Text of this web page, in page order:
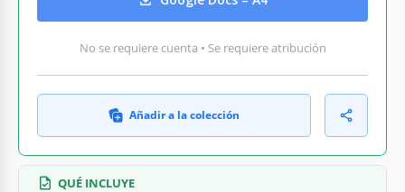
No se requiere cuenta • Se requiere atribución
Añadir a la colección
QUÉ INCLUYE